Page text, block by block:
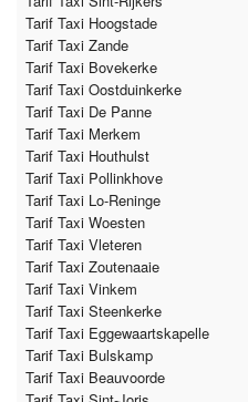
Tarif Taxi Hoogstade
Tarif Taxi Zande
Tarif Taxi Bovekerke
Tarif Taxi Oostduinkerke
Tarif Taxi De Panne
Tarif Taxi Merkem
Tarif Taxi Houthulst
Tarif Taxi Pollinkhove
Tarif Taxi Lo-Reninge
Tarif Taxi Woesten
Tarif Taxi Vleteren
Tarif Taxi Zoutenaaie
Tarif Taxi Vinkem
Tarif Taxi Steenkerke
Tarif Taxi Eggewaartskapelle
Tarif Taxi Bulskamp
Tarif Taxi Beauvoorde